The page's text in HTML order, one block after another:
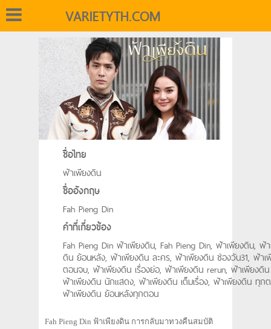
VARIETYTH.COM
ชื่อไทย
ฟ้าเพียงดิน
ชื่ออังกฤษ
Fah Pieng Din
คำที่เกี่ยวข้อง
Fah Pieng Din ฟ้าเพียงดิน, Fah Pieng Din, ฟ้าเพียงดิน, ฟ้
ดิน ย้อนหลัง, ฟ้าเพียงดิน ละคร, ฟ้าเพียงดิน ช่องวัน31, ฟ้าเ
ตอนจบ, ฟ้าเพียงดิน เรื่องย่อ, ฟ้าเพียงดิน rerun, ฟ้าเพียงดิ
ฟ้าเพียงดิน นักแสดง, ฟ้าเพียงดิน เต็มเรื่อง, ฟ้าเพียงดิน ทุก
ฟ้าเพียงดิน ย้อนหลังทุกตอน
Fah Pieng Din ฟ้าเพียงดิน การกลับมาทวงคืนสมบัติ